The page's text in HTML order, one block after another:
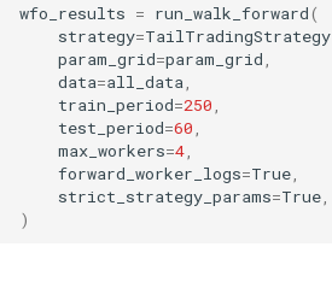
wfo_results = run_walk_forward(
strategy=TailTradingStrategy
param_grid=param_grid,
data=all_data,
train_period=250,
test_period=60,
max_workers=4,
forward_worker_logs=True,
strict_strategy_params=True,
)